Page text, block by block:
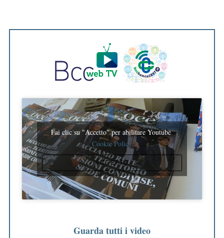
Fai clic su "Accetto" per abilitare Youtube
Cookie Policy
ACCETTO
Guarda tutti i video